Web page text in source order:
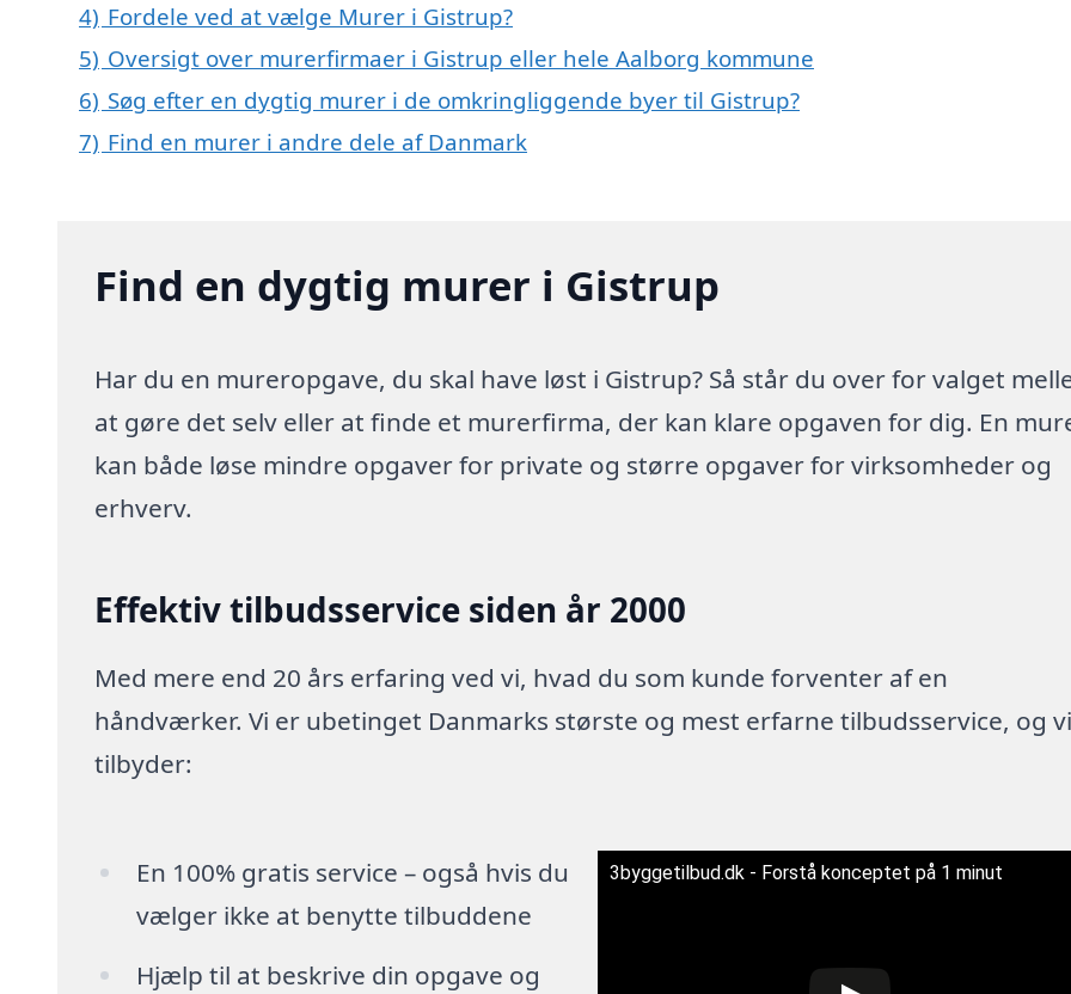
4) Fordele ved at vælge Murer i Gistrup?
5) Oversigt over murerfirmaer i Gistrup eller hele Aalborg kommune
6) Søg efter en dygtig murer i de omkringliggende byer til Gistrup?
7) Find en murer i andre dele af Danmark
Find en dygtig murer i Gistrup
Har du en mureropgave, du skal have løst i Gistrup? Så står du over for valget
at gøre det selv eller at finde et murerfirma, der kan klare opgaven for dig. En
kan både løse mindre opgaver for private og større opgaver for virksomheder og
erhverv.
Effektiv tilbudsservice siden år 2000
Med mere end 20 års erfaring ved vi, hvad du som kunde forventer af en
håndværker. Vi er ubetinget Danmarks største og mest erfarne tilbudsservice, og
tilbyder:
En 100% gratis service – også hvis du
vælger ikke at benytte tilbuddene
Hjælp til at beskrive din opgave og
3byggetilbud.dk - Forstå konceptet på 1 minut